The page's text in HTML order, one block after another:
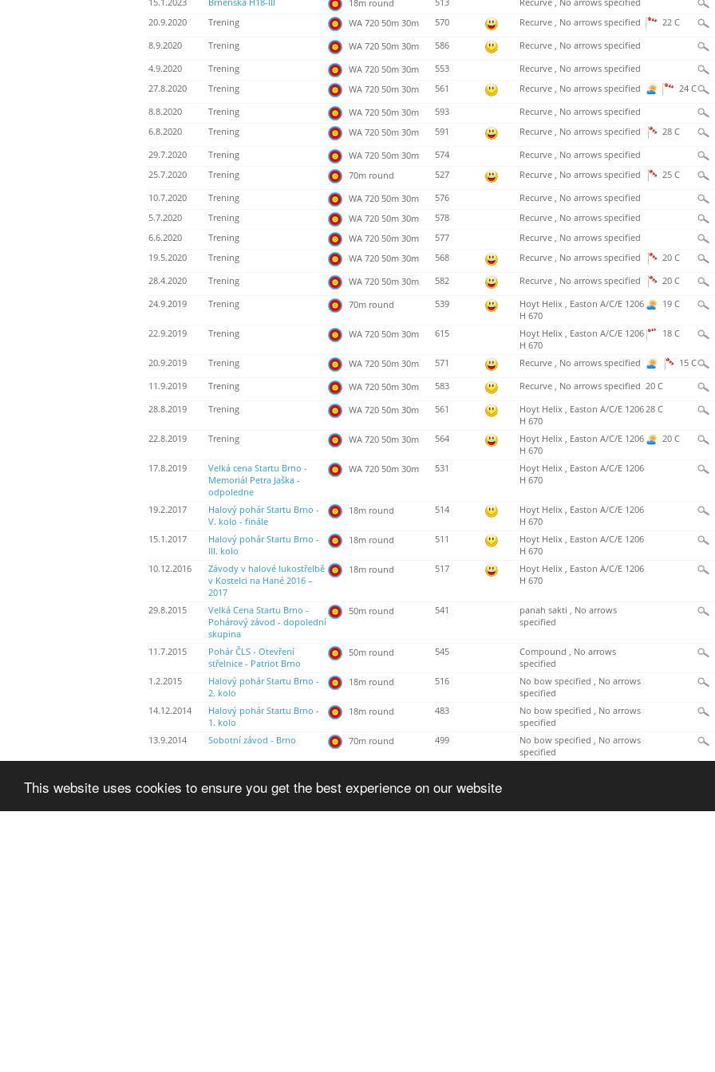
This website uses cookies to ensure you get the best experience on our website
15.1.2023 Brněnská H18-III 18m round 513
Recurve , No arrows specified
20.9.2020
Trening WA 720 50m 30m 570 Recurve , No arrows specified 22 C
8.9.2020 Trening WA 720 50m 30m 586 Recurve , No arrows specified
4.9.2020 Trening WA 720 50m 30m 553
Recurve , No arrows specified
27.8.2020
Trening WA 720 50m 30m 561 Recurve , No arrows specified 24 C
8.8.2020 Trening WA 720 50m 30m 593
Recurve , No arrows specified
6.8.2020
Trening WA 720 50m 30m 591 Recurve , No arrows specified 28 C
29.7.2020 Trening WA 720 50m 30m 574
Recurve , No arrows specified
25.7.2020
Trening 70m round 527 Recurve , No arrows specified 25 C
10.7.2020 Trening WA 720 50m 30m 576
Recurve , No arrows specified
5.7.2020
Trening WA 720 50m 30m 578
Recurve , No arrows specified
6.6.2020
Trening WA 720 50m 30m 577
Recurve , No arrows specified
19.5.2020
Trening WA 720 50m 30m 568 Recurve , No arrows specified 20 C
28.4.2020 Trening WA 720 50m 30m 582 Recurve , No arrows specified 20 C
24.9.2019 Trening 70m round 539
Hoyt Helix , Easton A/C/E 1206
H 670
19 C
22.9.2019 Trening WA 720 50m 30m 615
Hoyt Helix , Easton A/C/E 1206
H 670
18 C
20.9.2019 Trening WA 720 50m 30m 571 Recurve , No arrows specified 15 C
11.9.2019 Trening WA 720 50m 30m 583 Recurve , No arrows specified 20 C
28.8.2019 Trening WA 720 50m 30m 561
Hoyt Helix , Easton A/C/E 1206
H 670
28 C
22.8.2019 Trening WA 720 50m 30m 564
Hoyt Helix , Easton A/C/E 1206
H 670
20 C
17.8.2019
Velká cena Startu Brno -
Memoriál Petra Jaška -
odpoledne
WA 720 50m 30m 531
Hoyt Helix , Easton A/C/E 1206
H 670
19.2.2017
Halový pohár Startu Brno -
V. kolo - finále
18m round 514
Hoyt Helix , Easton A/C/E 1206
H 670
15.1.2017
Halový pohár Startu Brno -
III. kolo
18m round 511
Hoyt Helix , Easton A/C/E 1206
H 670
10.12.2016
Závody v halové lukostřelbě
v Kostelci na Hané 2016 –
2017
18m round 517
Hoyt Helix , Easton A/C/E 1206
H 670
29.8.2015
Velká Cena Startu Brno -
Pohárový závod - dopolední
skupina
50m round 541
panah sakti , No arrows
specified
11.7.2015
Pohár ČLS - Otevření
střelnice - Patriot Brno
50m round 545
Compound , No arrows
specified
1.2.2015
Halový pohár Startu Brno -
2. kolo
18m round 516
No bow specified , No arrows
specified
14.12.2014
Halový pohár Startu Brno -
1. kolo
18m round 483
No bow specified , No arrows
specified
13.9.2014
Sobotní závod - Brno 70m round 499
No bow specified , No arrows
specified
Úterní závod Brno
specified